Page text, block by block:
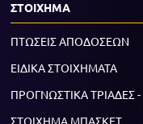
ΣΤΟΙΧΗΜΑ
ΠΤΩΣΕΙΣ ΑΠΟΔΟΣΕΩΝ
ΕΙΔΙΚΑ ΣΤΟΙΧΗΜΑΤΑ
ΠΡΟΓΝΩΣΤΙΚΑ ΤΡΙΑΔΕΣ
ΣΤΟΙΧΗΜΑ ΜΠΑΣΚΕΤ